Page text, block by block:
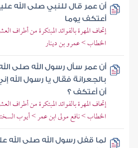
أن عمر قال للنبي صلى الله
أعتكف يوما
إتحاف المهرة بالفوائد المبتكرة من أطراف
الخطاب > عمرو بن دينار
أن عمر سأل رسول الله صلى
بالجعرانة فقال يا رسول الله
أن أعتكف ؟
إتحاف المهرة بالفوائد المبتكرة من أطراف
الخطاب > نافع مولى ابن عمر > أيوب
لما قفل رسول الله صلى